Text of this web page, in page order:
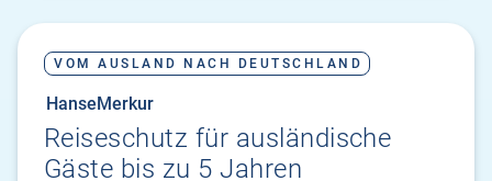
VOM AUSLAND NACH DEUTSCHLAND
HanseMerkur
Reiseschutz für ausländische
Gäste bis zu 5 Jahren